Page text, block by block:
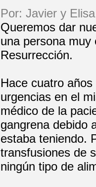
Por: Javier y
Queremos dar
una persona
Resurrección.
Hace cuatro
urgencias en el
médico de la
gangrena debido
estaba teniendo.
transfusiones de
ningún tipo de